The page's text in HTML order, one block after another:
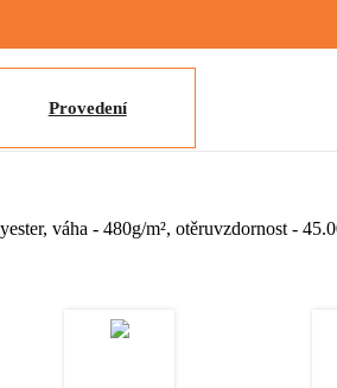
Provedení
váha - 480g/m², otěruvzdornost -